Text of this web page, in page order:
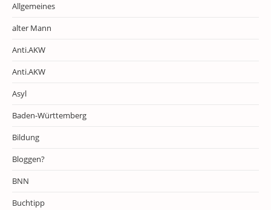
Allgemeines
alter Mann
Anti.AKW
Anti.AKW
Asyl
Baden-Württemberg
Bildung
Bloggen?
BNN
Buchtipp